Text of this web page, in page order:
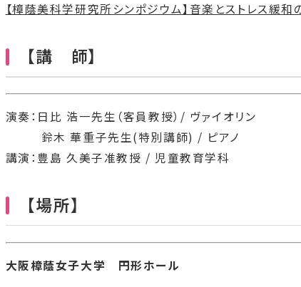
外
サ
イ
ト
を
ウ
ン
ド
で
【樟蔭美科学研究所シンポジウム】音楽とストレス緩和
【講 師】
演奏：日比 浩一先生（客員教授）/ ヴァイオリン
鈴木 華重子先生(特別講師) / ピアノ
講演：豊島 久美子准教授 / 児童教育学科
【場所】
大阪樟蔭女子大学 円形ホール